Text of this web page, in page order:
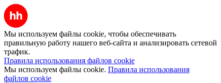
Мы используем файлы cookie, чтобы обеспечивать
правильную работу нашего веб-сайта и анализировать сетевой
трафик.
Правила использования файлов cookie
Мы используем файлы cookie. Правила использования
файлов cookie